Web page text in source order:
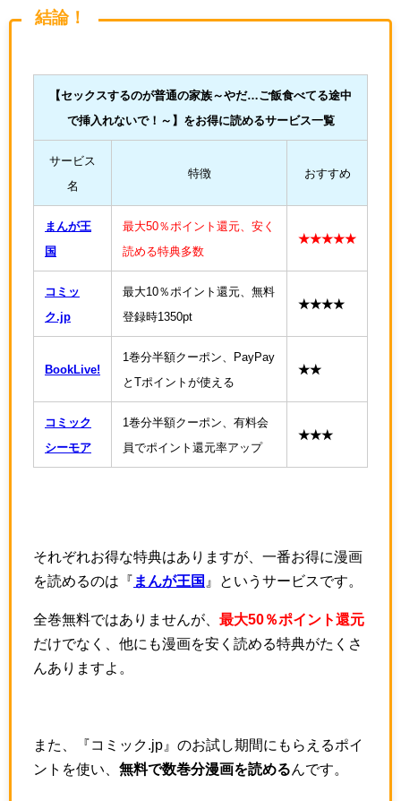
結論！
【セックスするのが普通の家族～やだ…ご飯食べてる途中
で挿入れないで！～ 】をお得に読めるサービス一覧
サービス
名
特徴 おすすめ
まんが王
国
最大50％ポイント還元、安く
読める特典多数
★★★★★
コミッ
ク.jp
最大10％ポイント還元、無料
登録時1350pt
★★★★
BookLive!
1巻分半額クーポン、PayPay
とTポイントが使える
★★
コミック
シーモア
1巻分半額クーポン、有料会
員でポイント還元率アップ
★★★
それぞれお得な特典はありますが、一番お得に漫画
を読めるのは『 まんが王国 』というサービスです。
全巻無料ではありませんが、 最大50％ポイント還元
だけでなく、他にも漫画を安く読める特典がたくさ
んありますよ。
また、『コミック.jp』のお試し期間にもらえるポイ
ントを使い、 無料で数巻分漫画を読めるんです。